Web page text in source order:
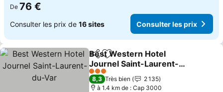
De 76 €
Consulter les prix de 16 sites Consulter les prix
PartagerAjouter à mes favoris
Best Western Hotel
Journel Saint-Laurent-
du-Var
Consulter les prix
3 Étoiles
8,3 Très bien
2 135
à 1.4 km de : Cap 3000